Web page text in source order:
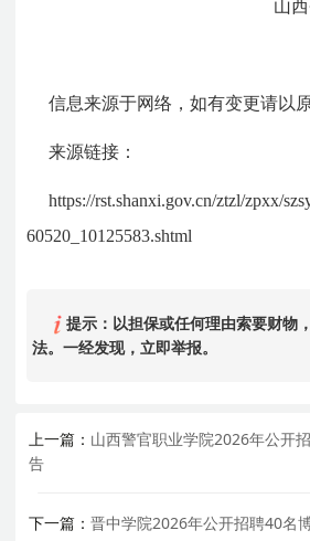
山
信息来源于网络，如有变更请以
来源链接：
https://rst.shanxi.gov.cn/ztzl/zpxx/
60520_10125583.shtml
提示：以担保或任何理由索要财物
法。一经发现，立即举报。
上一篇： 山西警官职业学院2026年公开
告
下一篇：晋中学院2026年公开招聘40名